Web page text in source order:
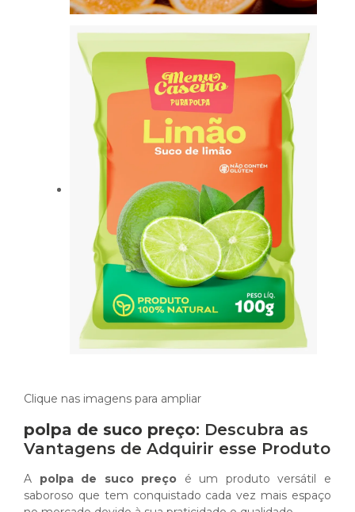
Clique nas imagens para ampliar
polpa de suco preço: Descubra as
Vantagens de Adquirir esse Produto
A polpa de suco preço é um produto versátil e
saboroso que tem conquistado cada vez mais espaço